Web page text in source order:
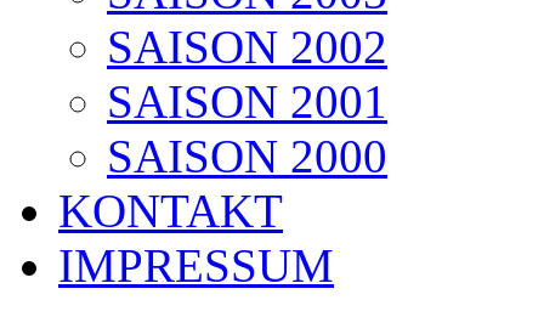
SAISON 2002
SAISON 2001
SAISON 2000
KONTAKT
IMPRESSUM